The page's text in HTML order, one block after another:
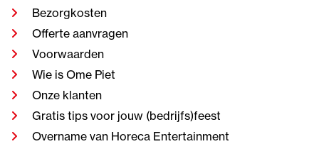
Bezorgkosten
Offerte aanvragen
Voorwaarden
Wie is Ome Piet
Onze klanten
Gratis tips voor jouw (bedrijfs)feest
Overname van Horeca Entertainment